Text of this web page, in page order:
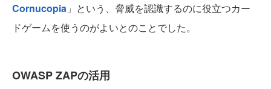
Cornucopia 」という、脅威を認識するのに役立つカー
ドゲームを使うのがよいとのことでした。
OWASP ZAPの活用